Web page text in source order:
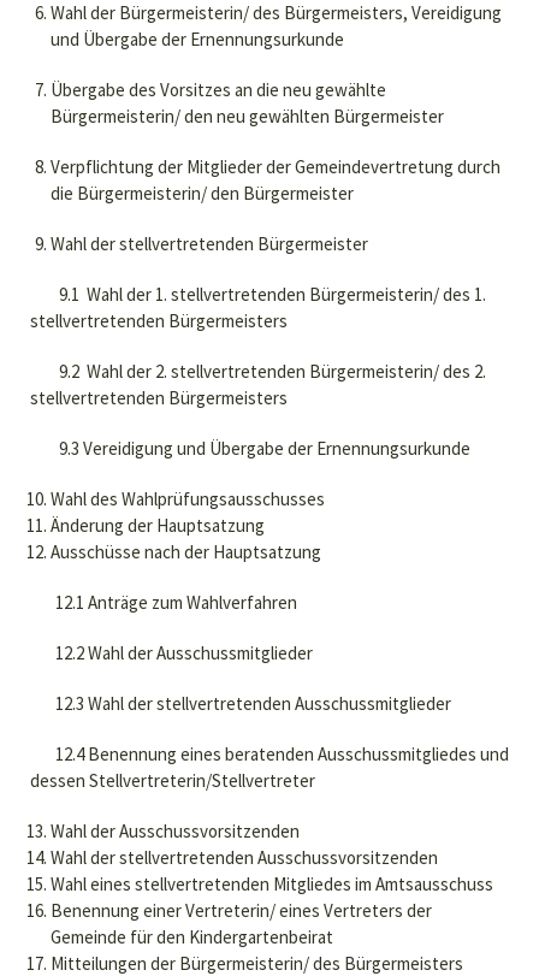
Wahl der Bürgermeisterin/ des Bürgermeisters, Vereidigung
und Übergabe der Ernennungsurkunde
Übergabe des Vorsitzes an die neu gewählte
Bürgermeisterin/ den neu gewählten Bürgermeister
Verpflichtung der Mitglieder der Gemeindevertretung durch
die Bürgermeisterin/ den Bürgermeister
Wahl der stellvertretenden Bürgermeister
9.1 Wahl der 1. stellvertretenden Bürgermeisterin/ des 1.
stellvertretenden Bürgermeisters
9.2 Wahl der 2. stellvertretenden Bürgermeisterin/ des 2.
stellvertretenden Bürgermeisters
9.3 Vereidigung und Übergabe der Ernennungsurkunde
Wahl des Wahlprüfungsausschusses
Änderung der Hauptsatzung
Ausschüsse nach der Hauptsatzung
12.1 Anträge zum Wahlverfahren
12.2 Wahl der Ausschussmitglieder
12.3 Wahl der stellvertretenden Ausschussmitglieder
12.4 Benennung eines beratenden Ausschussmitgliedes und
dessen Stellvertreterin/Stellvertreter
Wahl der Ausschussvorsitzenden
Wahl der stellvertretenden Ausschussvorsitzenden
Wahl eines stellvertretenden Mitgliedes im Amtsausschuss
Benennung einer Vertreterin/ eines Vertreters der
Gemeinde für den Kindergartenbeirat
Mitteilungen der Bürgermeisterin/ des Bürgermeisters